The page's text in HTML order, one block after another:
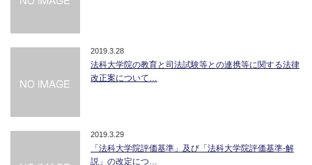
2019.3.28
法科大学院の教育と司法試験等との連携等に関する法律
改正案について…
2019.3.29
「法科大学院評価基準」及び「法科大学院評価基準-解
説」の改定につ…